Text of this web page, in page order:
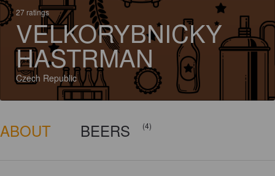
27 ratings
VELKORYBNICKY
HASTRMAN
Czech Republic
ABOUT BEERS (4)